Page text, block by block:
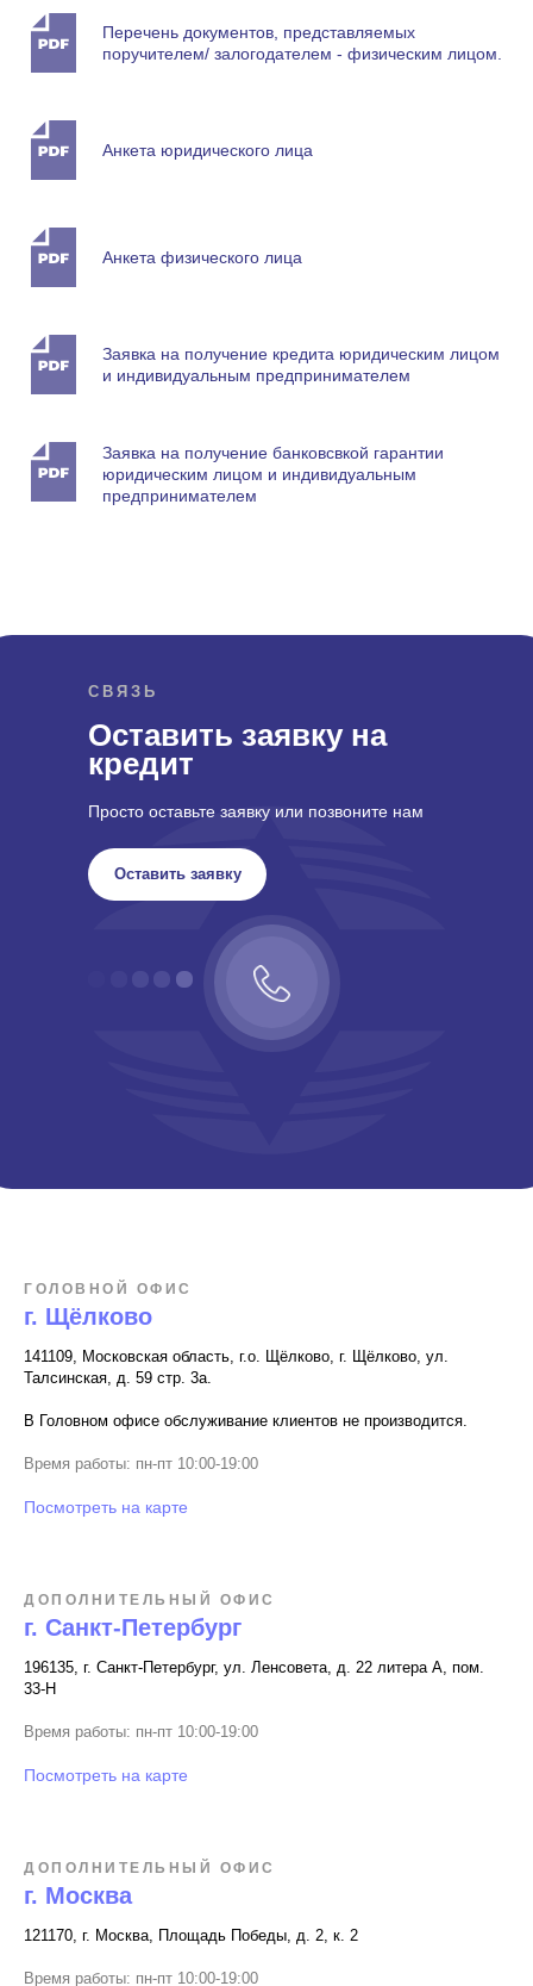
Перечень документов, представляемых
поручителем/ залогодателем - физическим лицом.
Анкета юридического лица
Анкета физического лица
Заявка на получение кредита юридическим лицом
и индивидуальным предпринимателем
Заявка на получение банковсвкой гарантии
юридическим лицом и индивидуальным
предпринимателем
Оставить заявку на
кредит
Просто оставьте заявку или позвоните нам
СВЯЗЬ
Оставить заявку
ГОЛОВНОЙ ОФИС
г. Щёлково
141109, Московская область, г.о. Щёлково, г. Щёлково, ул.
Талсинская, д. 59 стр. 3а.
В Головном офисе обслуживание клиентов не производится.
Время работы: пн-пт 10:00-19:00
Посмотреть на карте
ДОПОЛНИТЕЛЬНЫЙ ОФИС
г. Санкт-Петербург
196135, г. Санкт-Петербург, ул. Ленсовета, д. 22 литера А, пом.
33-Н
Время работы: пн-пт 10:00-19:00
Посмотреть на карте
ДОПОЛНИТЕЛЬНЫЙ ОФИС
г. Москва
121170, г. Москва, Площадь Победы, д. 2, к. 2
Время работы: пн-пт 10:00-19:00